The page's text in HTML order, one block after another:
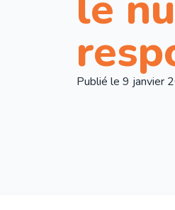
Publié le 9 janvier